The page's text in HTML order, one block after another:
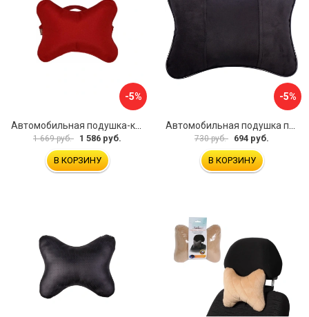
-5%
Автомобильная подушка-косточка под шею A&P PKRM163
1 669 руб. 1 586 руб.
В КОРЗИНУ
-5%
Автомобильная подушка под шею Dollex PBA-1320
730 руб. 694 руб.
В КОРЗИНУ